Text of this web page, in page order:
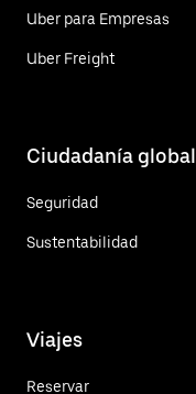
Uber para Empresas
Uber Freight
Ciudadanía global
Seguridad
Sustentabilidad
Viajes
Reservar